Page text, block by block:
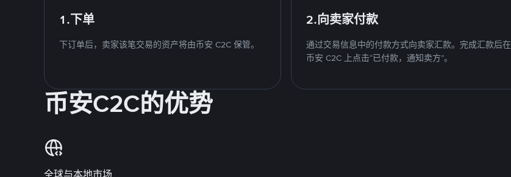
1.下单
下订单后，卖家该笔交易的资产将由币安 C2C 保管。
2.向卖家付款
通过交易信息中的付款方式向卖家汇款。完成汇款后在
币安 C2C 上点击“已付款，通知卖方”。
币安C2C的优势
全球与本地市场